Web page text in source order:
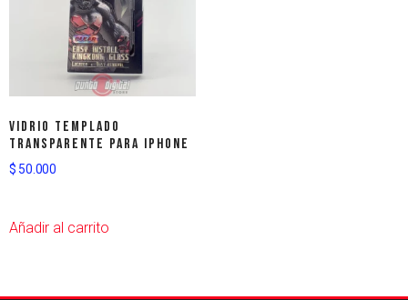
Vidrio templado
transparente para iPhone
$ 50.000
Añadir al carrito